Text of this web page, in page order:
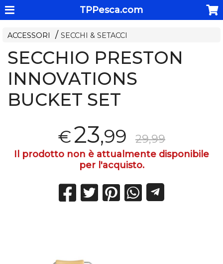
TPPesca.com
ACCESSORI SECCHI & SETACCI
SECCHIO PRESTON
INNOVATIONS
BUCKET SET
€23,99 29,99
Il prodotto non è attualmente disponibile
per l'acquisto.